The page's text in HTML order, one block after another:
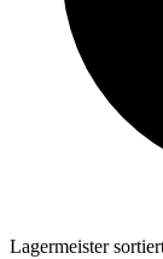
Lagermeister